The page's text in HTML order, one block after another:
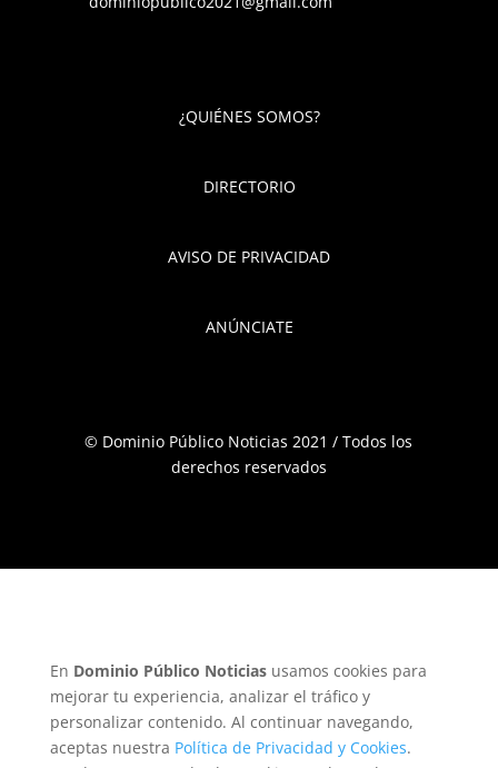
¿QUIÉNES SOMOS?
DIRECTORIO
AVISO DE PRIVACIDAD
ANÚNCIATE
© Dominio Público Noticias 2021 / Todos los
derechos reservados
En Dominio Público Noticiasusamos cookies para
mejorar tu experiencia, analizar el tráfico y
personalizar contenido. Al continuar navegando,
aceptas nuestra Política de Privacidad y Cookies.